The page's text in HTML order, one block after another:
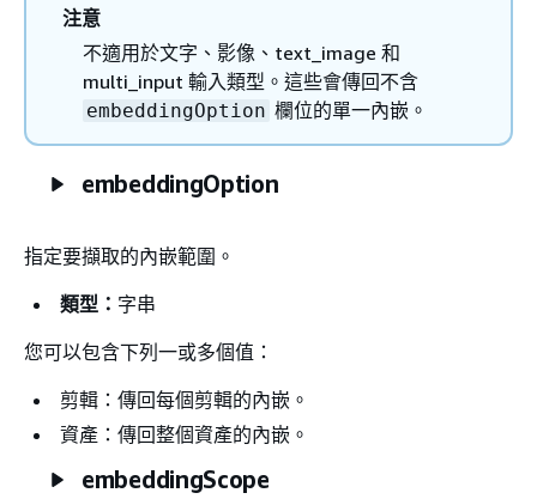
注意
不適用於文字、影像、text_image 和
multi_input 輸入類型。這些會傳回不含
embeddingOption 欄位的單一內嵌。
embeddingOption
指定要擷取的內嵌範圍。
類型： 字串
您可以包含下列一或多個值：
剪輯：傳回每個剪輯的內嵌。
資產：傳回整個資產的內嵌。
embeddingScope